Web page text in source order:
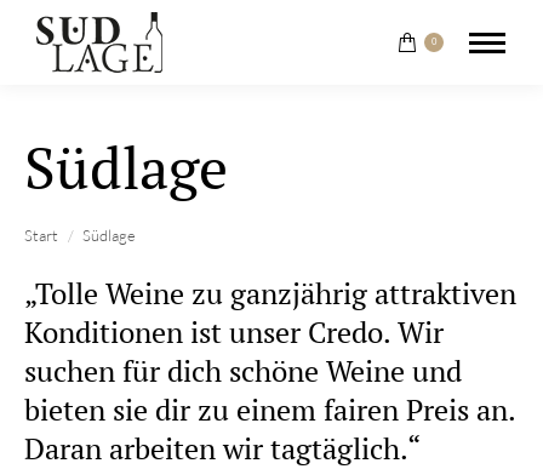
0
Südlage
Start Südlage
„Tolle Weine zu ganzjährig attraktiven
Konditionen ist unser Credo. Wir
suchen für dich schöne Weine und
bieten sie dir zu einem fairen Preis an.
Daran arbeiten wir tagtäglich.“